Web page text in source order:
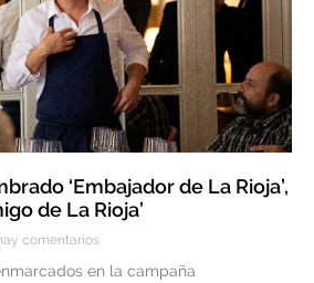
‘Embajador de La Rioja’,
de La Rioja’
comentarios
en la campaña